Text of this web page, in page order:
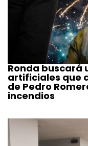
Ronda buscará
artificiales que
de Pedro
incendios